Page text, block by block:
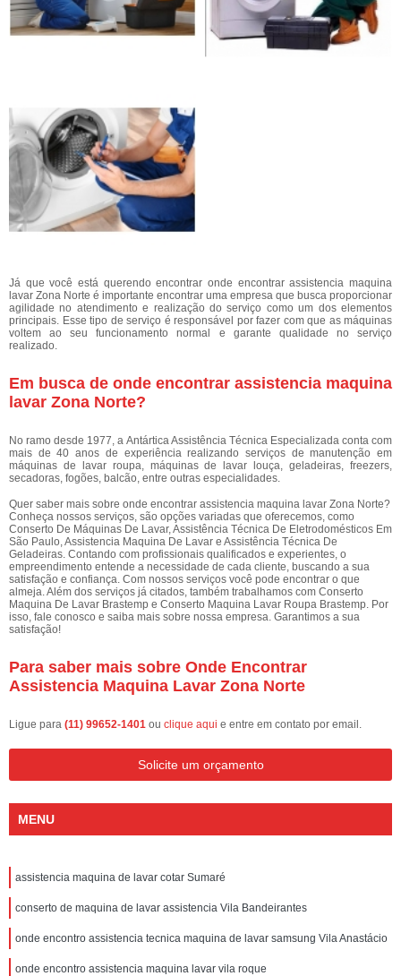
Já que você está querendo encontrar onde encontrar assistencia maquina
lavar Zona Norte é importante encontrar uma empresa que busca proporcionar
agilidade no atendimento e realização do serviço como um dos elementos
principais. Esse tipo de serviço é responsável por fazer com que as máquinas
voltem ao seu funcionamento normal e garante qualidade no serviço
realizado.
Em busca de onde encontrar assistencia maquina
lavar Zona Norte?
No ramo desde 1977, a Antártica Assistência Técnica Especializada conta com
mais de 40 anos de experiência realizando serviços de manutenção em
máquinas de lavar roupa, máquinas de lavar louça, geladeiras, freezers,
secadoras, fogões, balcão, entre outras especialidades.
Quer saber mais sobre onde encontrar assistencia maquina lavar Zona Norte?
Conheça nossos serviços, são opções variadas que oferecemos, como
Conserto De Máquinas De Lavar, Assistência Técnica De Eletrodomésticos Em
São Paulo, Assistencia Maquina De Lavar e Assistência Técnica De
Geladeiras. Contando com profissionais qualificados e experientes, o
empreendimento entende a necessidade de cada cliente, buscando a sua
satisfação e confiança. Com nossos serviços você pode encontrar o que
almeja. Além dos serviços já citados, também trabalhamos com Conserto
Maquina De Lavar Brastemp e Conserto Maquina Lavar Roupa Brastemp. Por
isso, fale conosco e saiba mais sobre nossa empresa. Garantimos a sua
satisfação!
Para saber mais sobre Onde Encontrar
Assistencia Maquina Lavar Zona Norte
Ligue para (11) 99652-1401 ou clique aqui e entre em contato por email.
Solicite um orçamento
MENU
assistencia maquina de lavar cotar Sumaré
conserto de maquina de lavar assistencia Vila Bandeirantes
onde encontro assistencia tecnica maquina de lavar samsung Vila Anastácio
onde encontro assistencia maquina lavar vila roque